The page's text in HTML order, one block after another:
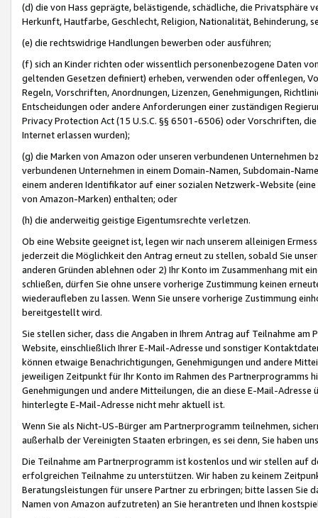
(d) die von Hass geprägte, belästigende, schädliche, die Privatsphäre
Herkunft, Hautfarbe, Geschlecht, Religion, Nationalität, Behinderung,
(e) die rechtswidrige Handlungen bewerben oder ausführen;
(f) sich an Kinder richten oder wissentlich personenbezogene Daten
geltenden Gesetzen definiert) erheben, verwenden oder offenlegen,
Regeln, Vorschriften, Anordnungen, Lizenzen, Genehmigungen,
Entscheidungen oder andere Anforderungen einer zuständigen
Privacy Protection Act (15 U.S.C. §§ 6501-6506) oder Vorschriften,
Internet erlassen wurden);
(g) die Marken von Amazon oder unseren verbundenen Unternehmen
verbundenen Unternehmen in einem Domain-Namen, Subdomain-
einem anderen Identifikator auf einer sozialen Netzwerk-Website
von Amazon-Marken) enthalten; oder
(h) die anderweitig geistige Eigentumsrechte verletzen.
Ob eine Website geeignet ist, legen wir nach unserem alleinigen
jederzeit die Möglichkeit den Antrag erneut zu stellen, sobald Sie
anderen Gründen ablehnen oder 2) Ihr Konto im Zusammenhang mit
schließen, dürfen Sie ohne unsere vorherige Zustimmung keinen
wiederaufleben zu lassen. Wenn Sie unsere vorherige Zustimmung
bereitgestellt wird.
Sie stellen sicher, dass die Angaben in Ihrem Antrag auf Teilnahme
Website, einschließlich Ihrer E-Mail-Adresse und sonstiger
können etwaige Benachrichtigungen, Genehmigungen und andere
jeweiligen Zeitpunkt für Ihr Konto im Rahmen des Partnerprogramms
Genehmigungen und andere Mitteilungen, die an diese E-Mail-
hinterlegte E-Mail-Adresse nicht mehr aktuell ist.
Wenn Sie als Nicht-US-Bürger am Partnerprogramm teilnehmen,
außerhalb der Vereinigten Staaten erbringen, es sei denn, Sie haben
Die Teilnahme am Partnerprogramm ist kostenlos und wir stellen auf
erfolgreichen Teilnahme zu unterstützen. Wir haben zu keinem
Beratungsleistungen für unsere Partner zu erbringen; bitte lassen Sie
Namen von Amazon aufzutreten) an Sie herantreten und Ihnen